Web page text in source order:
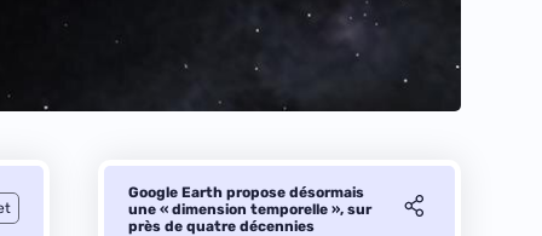
Google Earth propose désormais
une « dimension temporelle », sur
près de quatre décennies